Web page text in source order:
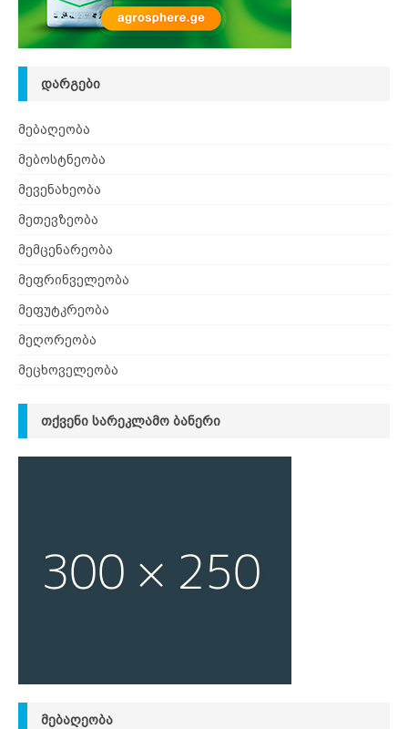
ᲓᲐᲠᲒᲔᲑᲘ
მებაღეობა
მებოსტნეობა
მევენახეობა
მეთევზეობა
მემცენარეობა
მეფრინველეობა
მეფუტკრეობა
მეღორეობა
მეცხოველეობა
ᲗᲥᲕᲔᲜᲘ ᲡᲐᲠᲔᲙᲚᲐᲛᲝ ᲑᲐᲜᲔᲠᲘ
ᲛᲔᲑᲐᲦᲔᲝᲑᲐ